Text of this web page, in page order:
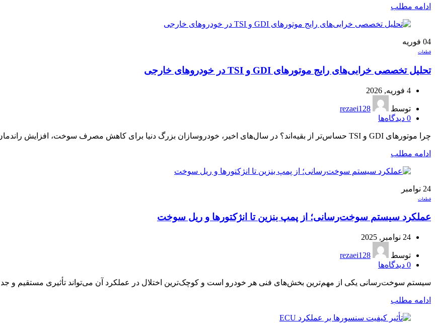
ادامه مطلب
04 فوریه
قطعات
تحلیل تخصصی خرابی‌های رایج موتورهای GDI و TSI در خودروهای خارجی
4 فوریه, 2026
توسط
rezaei128
0 دیدگاه‌ها
چرا موتورهای GDI و TSI حساس‌تر از بقیه‌اند؟ در سال‌های اخیر، خودروسازان بزرگ دنیا برای کاهش مصرف سوخت، افزایش راندمان و پاس کردن استان...
ادامه مطلب
24 نوامبر
قطعات
عملکرد سیستم سوخت‌رسانی؛ از پمپ بنزین تا انژکتورها و ریل سوخت
24 نوامبر, 2025
توسط
rezaei128
0 دیدگاه‌ها
سیستم سوخت‌رسانی یکی از مهم‌ترین بخش‌های فنی هر خودرو است و کوچک‌ترین اختلال در عملکرد آن می‌تواند تأثیری مستقیم و
ادامه مطلب